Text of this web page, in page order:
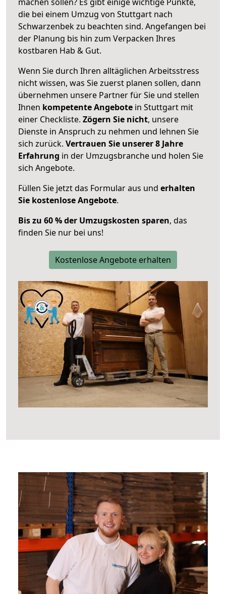
die bei einem Umzug von Stuttgart nach
Schwarzenbek zu beachten sind. Angefangen bei
der Planung bis hin zum Verpacken Ihres
kostbaren Hab & Gut.
Wenn Sie durch Ihren alltäglichen Arbeitsstress
nicht wissen, was Sie zuerst planen sollen, dann
übernehmen unsere Partner für Sie und stellen
Ihnen kompetente Angebote in Stuttgart mit
einer Checkliste. Zögern Sie nicht, unsere
Dienste in Anspruch zu nehmen und lehnen Sie
sich zurück. Vertrauen Sie unserer 8 Jahre
Erfahrung in der Umzugsbranche und holen Sie
sich Angebote.
Füllen Sie jetzt das Formular aus und erhalten
Sie kostenlose Angebote.
Bis zu 60 % der Umzugskosten sparen, das
finden Sie nur bei uns!
Kostenlose Angebote erhalten